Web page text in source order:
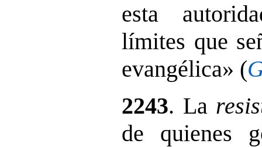
esta
límites que
evangélica» (
2243. La
de quienes